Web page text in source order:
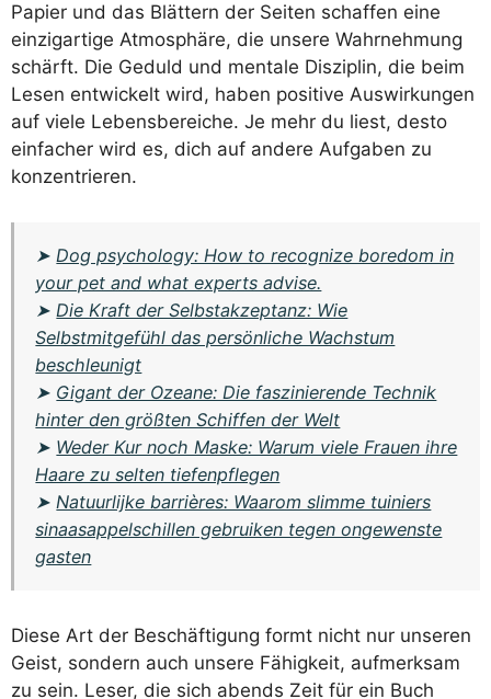
Papier und das Blättern der Seiten schaffen eine
einzigartige Atmosphäre, die unsere Wahrnehmung
schärft. Die Geduld und mentale Disziplin, die beim
Lesen entwickelt wird, haben positive Auswirkungen
auf viele Lebensbereiche. Je mehr du liest, desto
einfacher wird es, dich auf andere Aufgaben zu
konzentrieren.
➤Dog psychology: How to recognize boredom in
your pet and what experts advise.
➤Die Kraft der Selbstakzeptanz: Wie
Selbstmitgefühl das persönliche Wachstum
beschleunigt
➤ Gigant der Ozeane: Die faszinierende Technik
hinter den größten Schiffen der Welt
➤ Weder Kur noch Maske: Warum viele Frauen ihre
Haare zu selten tiefenpflegen
➤Natuurlijke barrières: Waarom slimme tuiniers
sinaasappelschillen gebruiken tegen ongewenste
gasten
Diese Art der Beschäftigung formt nicht nur unseren
Geist, sondern auch unsere Fähigkeit, aufmerksam
zu sein. Leser, die sich abends Zeit für ein Buch